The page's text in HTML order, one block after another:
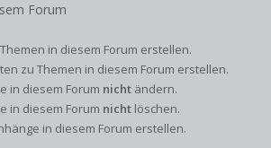
Forum
in diesem Forum erstellen.
zu Themen in diesem Forum erstellen.
in diesem Forum nicht ändern.
in diesem Forum nicht löschen.
in diesem Forum erstellen.